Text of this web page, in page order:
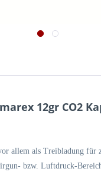
12gr CO2
allem als Treibladung
bzw. Luftdruck-